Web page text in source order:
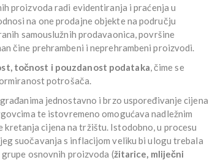
proizvoda radi evidentiranja i praćenja u
na one prodajne objekte na području
samouslužnih prodavaonica, površine
čine prehrambeni i neprehrambeni proizvodi.
točnost i pouzdanost podataka, čime se
potrošača.
jednostavno i brzo uspoređivanje cijena
te istovremeno omogućava nadležnim
cijena na tržištu. Istodobno, u procesu
suočavanja s inflacijom veliku bi ulogu trebala
osnovnih proizvoda (žitarice, mliječni